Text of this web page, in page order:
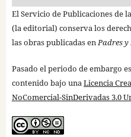
El Servicio de Publicaciones de
(la editorial) conserva los
las obras publicadas enPadres
Pasado el periodo de embargo
contenido bajo unaLicencia
NoComercial-SinDerivadas 3.0